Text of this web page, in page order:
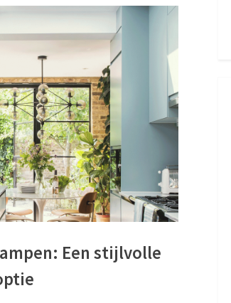
Een stijlvolle